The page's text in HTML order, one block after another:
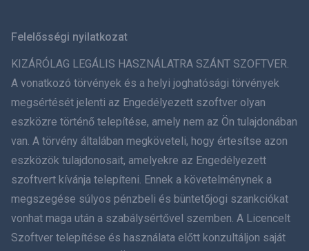
ภาษาไทย
简体中文
Dansk
हिंदी
עברית
Felelősségi nyilatkozat
KIZÁRÓLAG LEGÁLIS HASZNÁLATRA SZÁNT SZOFTVER.
A vonatkozó törvények és a helyi joghatósági törvények
megsértését jelenti az Engedélyezett szoftver olyan
eszközre történő telepítése, amely nem az Ön tulajdonában
van. A törvény általában megköveteli, hogy értesítse azon
eszközök tulajdonosait, amelyekre az Engedélyezett
szoftvert kívánja telepíteni. Ennek a követelménynek a
megszegése súlyos pénzbeli és büntetőjogi szankciókat
vonhat maga után a szabálysértővel szemben. A Licencelt
Szoftver telepítése és használata előtt konzultáljon saját